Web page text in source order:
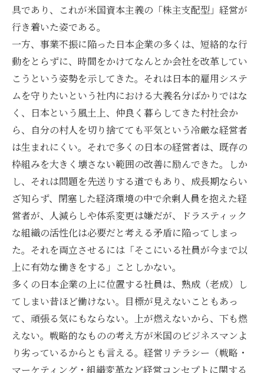
具であり、これが米国資本主義の「株主支配型」経営が
行き着いた姿である。
一方、事業不振に陥った日本企業の多くは、短絡的な行
動をとらずに、時間をかけてなんとか会社を改革してい
こうという姿勢を示してきた。それは日本的雇用システ
ムを守りたいという社内における大義名分ばかりではな
く、日本という風土上、仲良く暮らしてきた村社会か
ら、自分の村人を切り捨てても平気という冷厳な経営者
は生まれにくい。それで多くの日本の経営者は、既存の
枠組みを大きく壊さない範囲の改善に励んできた。しか
し、それは問題を先送りする道でもあり、成長期ならい
ざ知らず、閉塞した経済環境の中で余剰人員を抱えた経
営者が、人減らしや体系変更は嫌だが、ドラスティック
な組織の活性化は必要だと考える矛盾に陥ってしまっ
た。それを両立させるには「そこにいる社員が今まで以
上に有効な働きをする」ことしかない。
多くの日本企業の上に位置する社員は、熟成（老成）し
てしまい昔ほど働けない。目標が見えないこともあっ
て、頑張る気にもならない。上が燃えないから、下も燃
えない。戦略的なものの考え方が米国のビジネスマンよ
り劣っているからとも言える。経営リテラシー（戦略・
マーケティング・組織変革など経営コンセプトに関する